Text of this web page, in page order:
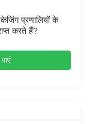
प्रणालियों के
करते हैं?